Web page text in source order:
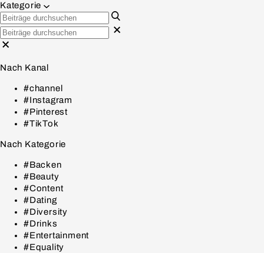
Kategorie
Nach Kanal
#channel
#Instagram
#Pinterest
#TikTok
Nach Kategorie
#Backen
#Beauty
#Content
#Dating
#Diversity
#Drinks
#Entertainment
#Equality